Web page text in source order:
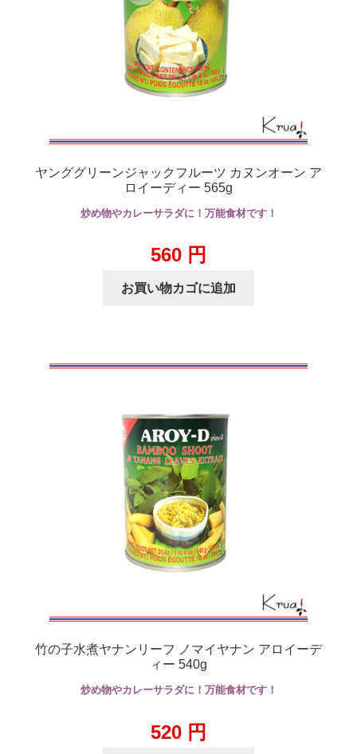
ヤンググリーンジャックフルーツ カヌンオーン ア
ロイーディー 565g
炒め物やカレーサラダに！万能食材です！
560 円
お買い物カゴに追加
竹の子水煮ヤナンリーフ ノマイヤナン アロイーデ
ィー 540g
炒め物やカレーサラダに！万能食材です！
520 円